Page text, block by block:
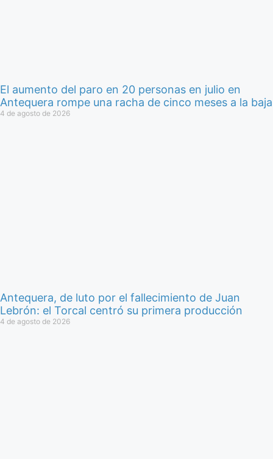
El aumento del paro en 20 personas en julio en
Antequera rompe una racha de cinco meses a la baja
4 de agosto de 2026
Antequera, de luto por el fallecimiento de Juan
Lebrón: el Torcal centró su primera producción
4 de agosto de 2026